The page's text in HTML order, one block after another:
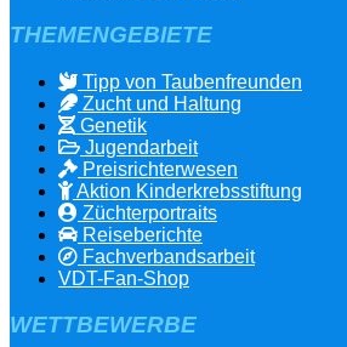
THEMENGEBIETE
Tipp von Taubenfreunden
Zucht und Haltung
Genetik
Jugendarbeit
Preisrichterwesen
Aktion Kinderkrebsstiftung
Züchterportraits
Reiseberichte
Fachverbandsarbeit
VDT-Fan-Shop
WETTBEWERBE